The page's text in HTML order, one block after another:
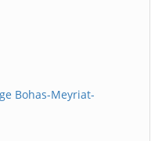
Bohas-Meyriat-